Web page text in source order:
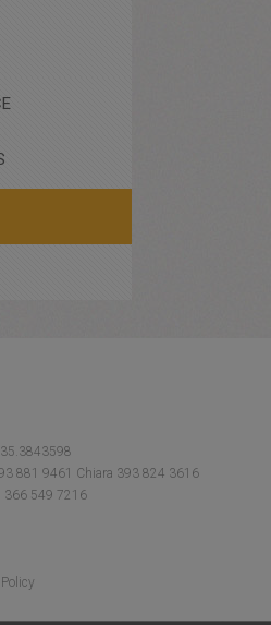
881 9461 Chiara 393 824 3616
366 549 7216